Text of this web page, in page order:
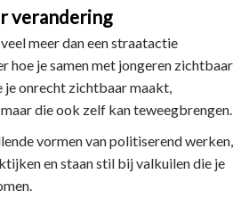
verandering
meer dan een straatactie
hoe je samen met jongeren zichtbaar
je onrecht zichtbaar maakt,
die ook zelf kan teweegbrengen.
vormen van politiserend werken,
en staan stil bij valkuilen die je